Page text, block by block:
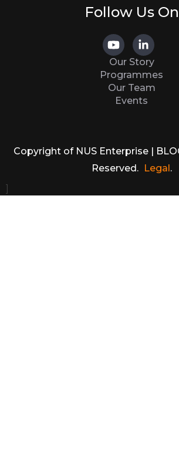
Follow Us On
Our Story
Programmes
Our Team
Events
Copyright of NUS Enterprise |
Reserved. Legal.
]